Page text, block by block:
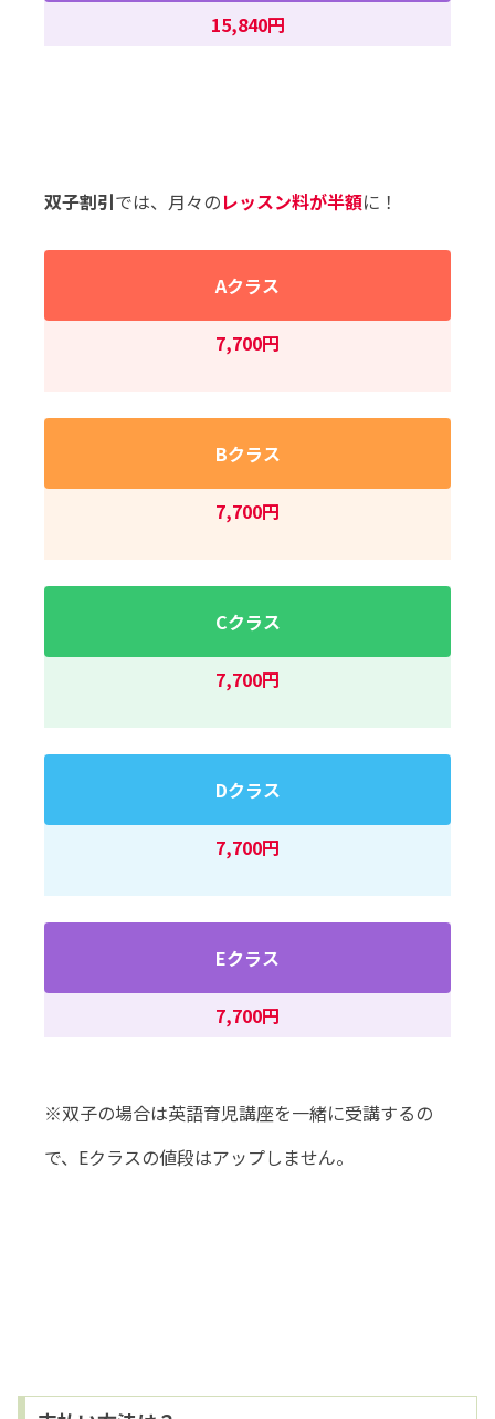
15,840円
双子割引では、月々のレッスン料が半額に！
Aクラス
7,700円
Bクラス
7,700円
Cクラス
7,700円
Dクラス
7,700円
Eクラス
7,700円
※双子の場合は英語育児講座を一緒に受講するの
で、Eクラスの値段はアップしません。